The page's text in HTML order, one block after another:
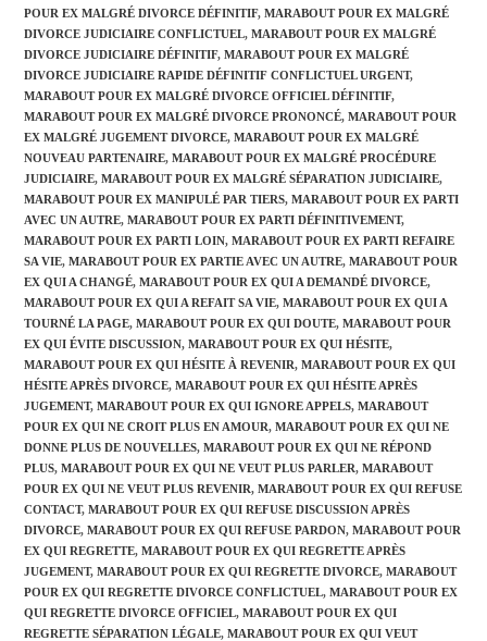
POUR EX MALGRÉ DIVORCE DÉFINITIF, MARABOUT POUR EX MALGRÉ
DIVORCE JUDICIAIRE CONFLICTUEL, MARABOUT POUR EX MALGRÉ
DIVORCE JUDICIAIRE DÉFINITIF, MARABOUT POUR EX MALGRÉ
DIVORCE JUDICIAIRE RAPIDE DÉFINITIF CONFLICTUEL URGENT,
MARABOUT POUR EX MALGRÉ DIVORCE OFFICIEL DÉFINITIF,
MARABOUT POUR EX MALGRÉ DIVORCE PRONONCÉ, MARABOUT POUR
EX MALGRÉ JUGEMENT DIVORCE, MARABOUT POUR EX MALGRÉ
NOUVEAU PARTENAIRE, MARABOUT POUR EX MALGRÉ PROCÉDURE
JUDICIAIRE, MARABOUT POUR EX MALGRÉ SÉPARATION JUDICIAIRE,
MARABOUT POUR EX MANIPULÉ PAR TIERS, MARABOUT POUR EX PARTI
AVEC UN AUTRE, MARABOUT POUR EX PARTI DÉFINITIVEMENT,
MARABOUT POUR EX PARTI LOIN, MARABOUT POUR EX PARTI REFAIRE
SA VIE, MARABOUT POUR EX PARTIE AVEC UN AUTRE, MARABOUT POUR
EX QUI A CHANGÉ, MARABOUT POUR EX QUI A DEMANDÉ DIVORCE,
MARABOUT POUR EX QUI A REFAIT SA VIE, MARABOUT POUR EX QUI A
TOURNÉ LA PAGE, MARABOUT POUR EX QUI DOUTE, MARABOUT POUR
EX QUI ÉVITE DISCUSSION, MARABOUT POUR EX QUI HÉSITE,
MARABOUT POUR EX QUI HÉSITE À REVENIR, MARABOUT POUR EX QUI
HÉSITE APRÈS DIVORCE, MARABOUT POUR EX QUI HÉSITE APRÈS
JUGEMENT, MARABOUT POUR EX QUI IGNORE APPELS, MARABOUT
POUR EX QUI NE CROIT PLUS EN AMOUR, MARABOUT POUR EX QUI NE
DONNE PLUS DE NOUVELLES, MARABOUT POUR EX QUI NE RÉPOND
PLUS, MARABOUT POUR EX QUI NE VEUT PLUS PARLER, MARABOUT
POUR EX QUI NE VEUT PLUS REVENIR, MARABOUT POUR EX QUI REFUSE
CONTACT, MARABOUT POUR EX QUI REFUSE DISCUSSION APRÈS
DIVORCE, MARABOUT POUR EX QUI REFUSE PARDON, MARABOUT POUR
EX QUI REGRETTE, MARABOUT POUR EX QUI REGRETTE APRÈS
JUGEMENT, MARABOUT POUR EX QUI REGRETTE DIVORCE, MARABOUT
POUR EX QUI REGRETTE DIVORCE CONFLICTUEL, MARABOUT POUR EX
QUI REGRETTE DIVORCE OFFICIEL, MARABOUT POUR EX QUI
REGRETTE SÉPARATION LÉGALE, MARABOUT POUR EX QUI VEUT